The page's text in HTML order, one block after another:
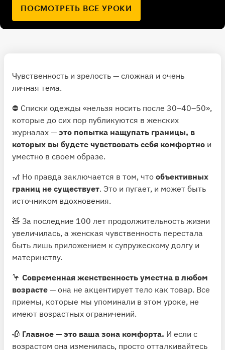
ПОСМОТРЕТЬ ВСЕ УРОКИ
Чувственность и зрелость — сложная и очень
личная тема.
⛔️ Списки одежды «нельзя носить после 30–40–50»,
которые до сих пор публикуются в женских
журналах — это попытка нащупать границы, в
которых вы будете чувствовать себя комфортно и
уместно в своем образе.
🎢 Но правда заключается в том, что объективных
границ не существует. Это и пугает, и может быть
источником вдохновения.
🧸 За последние 100 лет продолжительность жизни
увеличилась, а женская чувственность перестала
быть лишь приложением к супружескому долгу и
материнству.
🦩 Современная женственность уместна в любом
возрасте — она не акцентирует тело как товар. Все
приемы, которые мы упоминали в этом уроке, не
имеют возрастных ограничений.
🥀 Главное — это ваша зона комфорта. И если с
возрастом она изменилась, просто отталкивайтесь